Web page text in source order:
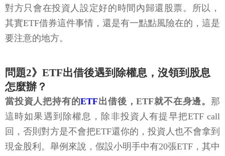
對方只會在投資人設定好的時間內歸還股票。所以，
其實ETF借券這件事情，還是有一點點風險在的，這是
要注意的地方。
問題2》ETF出借後遇到除權息，沒領到股息
怎麼辦？
當投資人把持有的ETF出借後，ETF就不在身邊。 那
這時如果遇到除權息，除非投資人有提早把ETF call
回，否則對方是不會把ETF還你的，投資人也不會拿到
現金股利。舉例來說，假設小明手中有20張ETF，其中